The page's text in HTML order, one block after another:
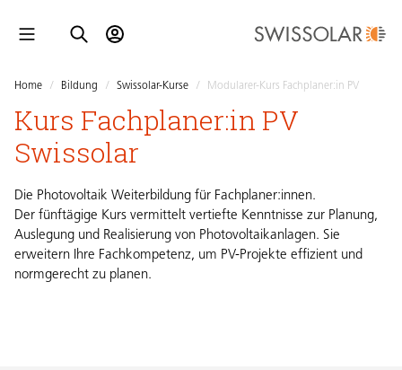
Home / Bildung / Swissolar-Kurse / Modularer-Kurs Fachplaner:in PV
Kurs Fachplaner:in PV
Swissolar
Die Photovoltaik Weiterbildung für Fachplaner:innen.
Der fünftägige Kurs vermittelt vertiefte Kenntnisse zur Planung,
Auslegung und Realisierung von Photovoltaikanlagen. Sie
erweitern Ihre Fachkompetenz, um PV-Projekte effizient und
normgerecht zu planen.